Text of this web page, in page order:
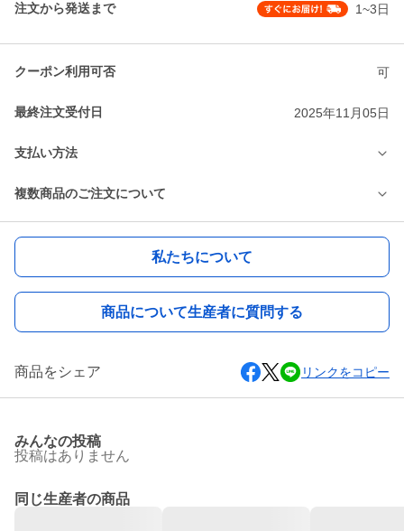
注文から発送まで 1~3日
クーポン利用可否 可
最終注文受付日 2025年11月05日
支払い方法
複数商品のご注文について
私たちについて
商品について生産者に質問する
商品をシェア リンクをコピー
みんなの投稿
投稿はありません
同じ生産者の商品